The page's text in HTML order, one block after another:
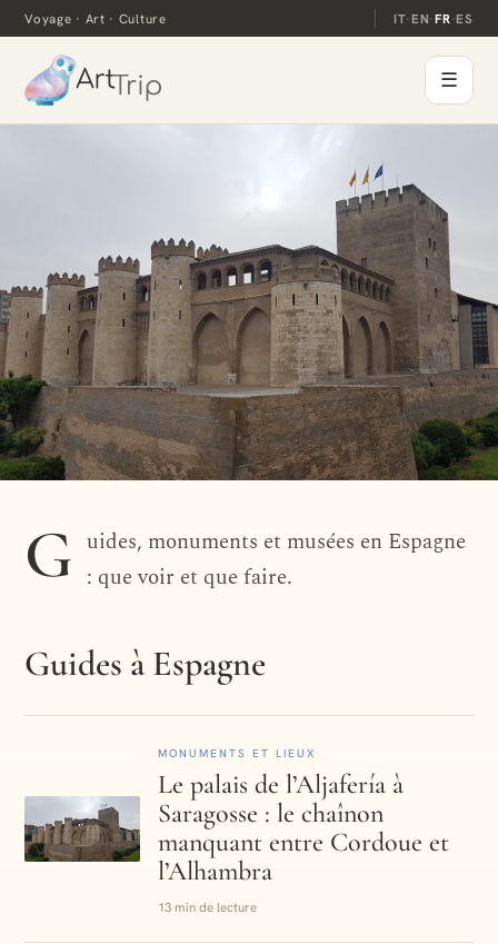
Voyage · Art · Culture IT·EN·FR·ES
☰
Espagne
G uides, monuments et musées en Espagne
: que voir et que faire.
Guides à Espagne
MONUMENTS ET LIEUX
Le palais de l’Aljafería à
Saragosse : le chaînon
manquant entre Cordoue et
l’Alhambra
13 min de lecture